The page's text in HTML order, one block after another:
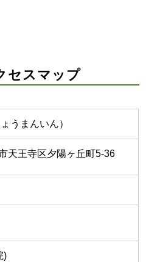
セスマップ
うまんいん）
天王寺区夕陽ヶ丘町5-36
)